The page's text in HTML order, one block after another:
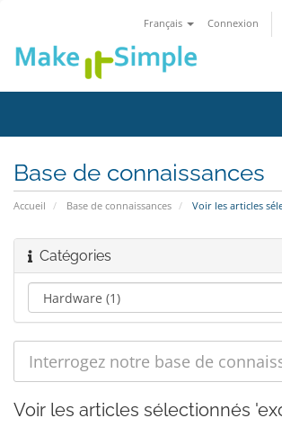
Français Connexion
Base de connaissances
Accueil Base de connaissances Voir les articles
Catégories
Voir les articles sélectionnés